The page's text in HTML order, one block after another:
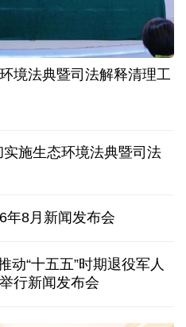
”铺就绿色发展新路
电影+”业态激发消费活力
美国实体有何来头？
境法典暨司法解释清理工
实施生态环境法典暨司法
8月新闻发布会